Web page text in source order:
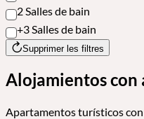
2 Salles de bain
+3 Salles de bain
Supprimer les filtres
Alojamientos con
Apartamentos turísticos con